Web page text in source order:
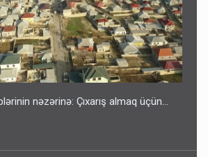
nəzərinə: Çıxarış almaq üçün...